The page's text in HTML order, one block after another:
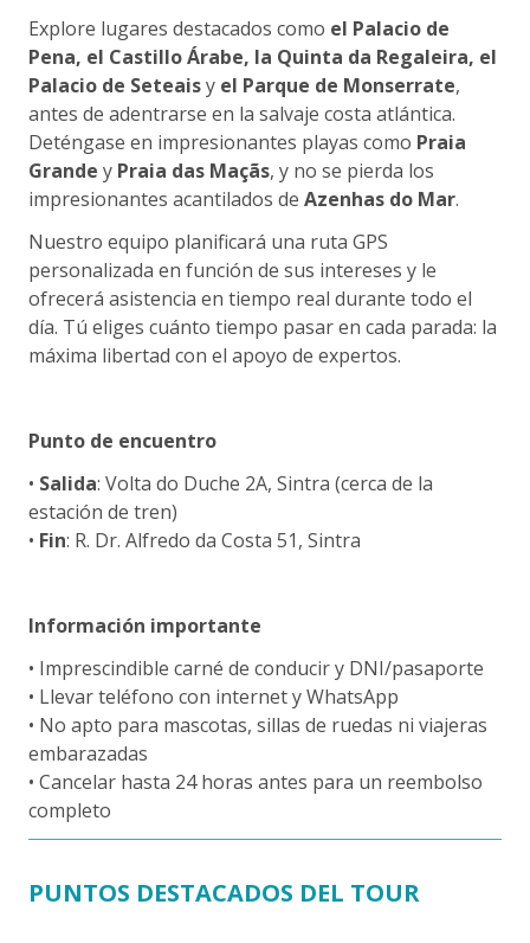
Explore lugares destacados como el Palacio de
Pena, el Castillo Árabe, la Quinta da Regaleira, el
Palacio de Seteaisy el Parque de Monserrate,
antes de adentrarse en la salvaje costa atlántica.
Deténgase en impresionantes playas como Praia
Grande y Praia das Maçãs, y no se pierda los
impresionantes acantilados de Azenhas do Mar.
Nuestro equipo planificará una ruta GPS
personalizada en función de sus intereses y le
ofrecerá asistencia en tiempo real durante todo el
día. Tú eliges cuánto tiempo pasar en cada parada: la
máxima libertad con el apoyo de expertos.
Punto de encuentro
• Salida: Volta do Duche 2A, Sintra (cerca de la
estación de tren)
• Fin: R. Dr. Alfredo da Costa 51, Sintra
Información importante
• Imprescindible carné de conducir y DNI/pasaporte
• Llevar teléfono con internet y WhatsApp
• No apto para mascotas, sillas de ruedas ni viajeras
embarazadas
• Cancelar hasta 24 horas antes para un reembolso
completo
PUNTOS DESTACADOS DEL TOUR